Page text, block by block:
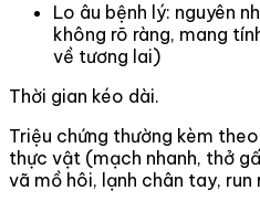
Lo âu bệnh lý: nguyên
không rõ ràng, mang
về tương lai)
Thời gian kéo dài.
Triệu chứng thường kèm
thực vật (mạch nhanh, thở
vã mồ hôi, lạnh chân tay,